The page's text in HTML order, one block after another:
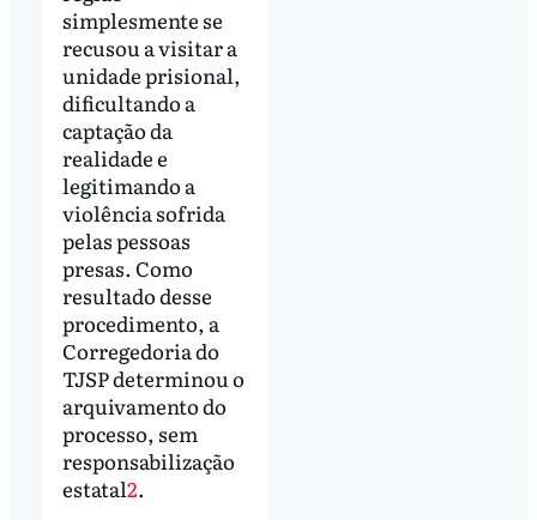
simplesmente se
recusou a visitar a
unidade prisional,
dificultando a
captação da
realidade e
legitimando a
violência sofrida
pelas pessoas
presas. Como
resultado desse
procedimento, a
Corregedoria do
TJSP determinou o
arquivamento do
processo, sem
responsabilização
estatal2.